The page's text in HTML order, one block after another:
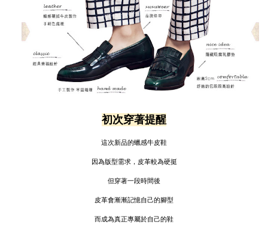
初次穿著提醒
這次新品的蠟感牛皮鞋
因為版型需求，皮革較為硬挺
但穿著一段時間後
皮革會漸漸記憶自己的腳型
而成為真正專屬於自己的鞋